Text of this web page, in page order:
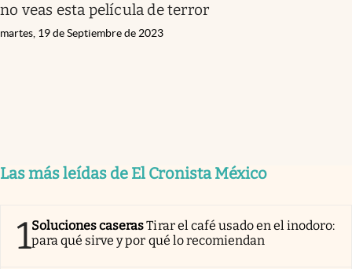
no veas esta película de terror
martes, 19 de Septiembre de 2023
Las más leídas de El Cronista México
1Soluciones caserasTirar el café usado en el inodoro:
para qué sirve y por qué lo recomiendan